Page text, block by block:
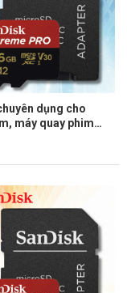
dụng cho
máy quay phim
256G-
Tốc độ độc 200
140 MB/s